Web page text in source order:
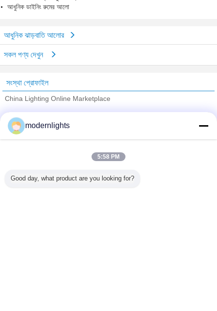
আধুনিক ডাইনিং রুমের আলো
আধুনিক ঝাড়বাতি আলোর
সকল পণ্য দেখুন
সংস্থা প্রোফাইল
China Lighting Online Marketplace
Trust Seal
Verified Suplier
modernlights
5:58 PM
Good day, what product are you looking for?